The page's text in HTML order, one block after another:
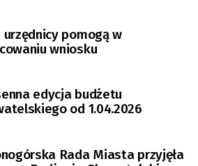
urzędnicy pomogą w
wniosku
edycja budżetu
od 1.04.2026
Rada Miasta przyjęła